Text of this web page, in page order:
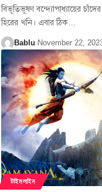
বিভূতিভূষণ বন্দ্যোপাধ্যায়ের
হিরের খনি। এবার ঠিক…
Bablu November 22,
টাইমলাইন